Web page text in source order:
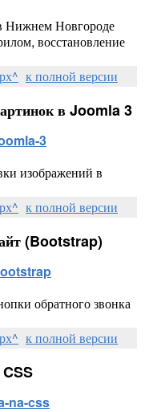
Нижнем Новгороде
восстановление
к полной версии
в Joomla 3
3
изображений в
к полной версии
(Bootstrap)
обратного звонка
к полной версии
na-css